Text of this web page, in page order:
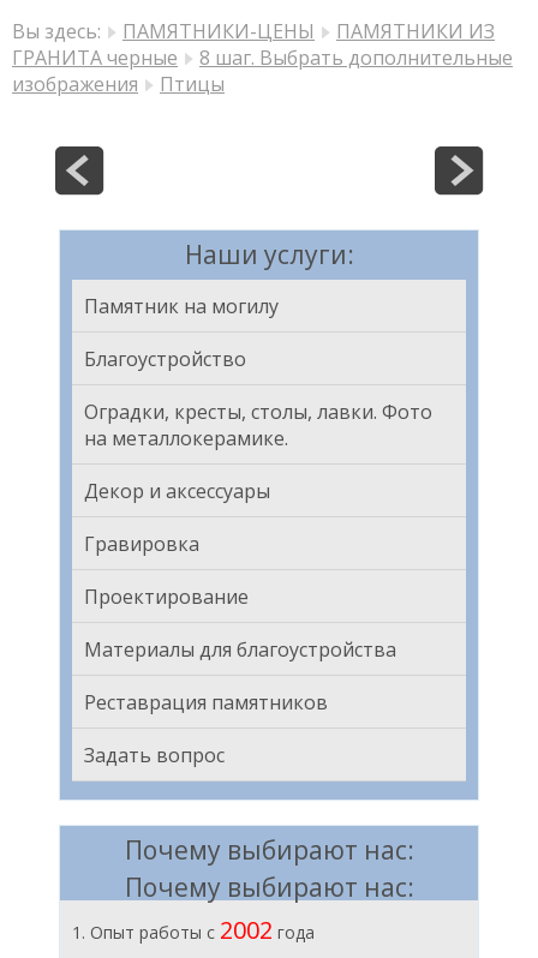
Вы здесь: ПАМЯТНИКИ-ЦЕНЫ
ПАМЯТНИКИ ИЗ
ГРАНИТА черные
8 шаг. Выбрать дополнительные
изображения
Птицы
Наши услуги:
Памятник на могилу
Благоустройство
Оградки, кресты, столы, лавки. Фото
на металлокерамике.
Декор и аксессуары
Гравировка
Проектирование
Материалы для благоустройства
Реставрация памятников
Задать вопрос
Почему выбирают нас:
Почему выбирают нас:
1. Опыт работы с 2002 года